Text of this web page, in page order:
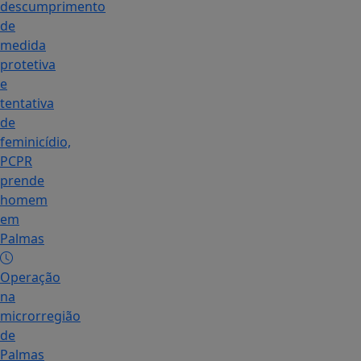
descumprimento
de
medida
protetiva
e
tentativa
de
feminicídio,
PCPR
prende
homem
em
Palmas
Operação
na
microrregião
de
Palmas